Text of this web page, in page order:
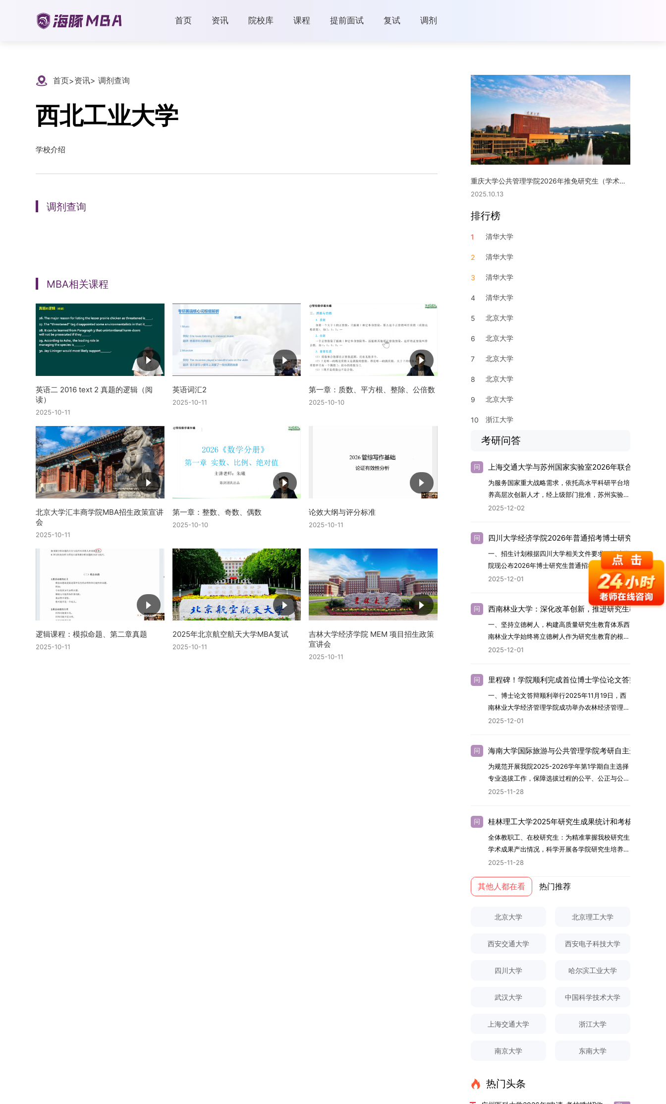
首页 资讯 院校库 课程 提前面试 复试 调剂
首页>资讯> 调剂查询
西北工业大学
学校介绍
调剂查询
MBA相关课程
英语二 2016 text 2 真题的逻辑（阅
读）
2025-10-11
英语词汇2
2025-10-11
第一章：质数、平方根、整除、公倍数
2025-10-10
北京大学汇丰商学院MBA招生政策宣讲
会
2025-10-11
第一章：整数、奇数、偶数
2025-10-10
论效大纲与评分标准
2025-10-11
逻辑课程：模拟命题、第二章真题
2025-10-11
2025年北京航空航天大学MBA复试
2025-10-11
吉林大学经济学院 MEM 项目招生政策
宣讲会
2025-10-11
重庆大学公共管理学院2026年推免研究生（学术型硕士）复试实施细则
2025.10.13
排行榜
1 清华大学
2 清华大学
3 清华大学
4 清华大学
5 北京大学
6 北京大学
7 北京大学
8 北京大学
9 北京大学
10 浙江大学
考研问答
问 上海交通大学与苏州国家实验室2026年联合培养博士
为服务国家重大战略需求，依托高水平科研平台培
养高层次创新人才，经上级部门批准，苏州实验室
（全称“苏州国家实验室”）与上海交通大学将于
学科领域进行深度培养。相关招生政策及安排说明
如下。一、培养定位本项目致力于面向国家战略发
展方向，培育具备科学家素养、创新精神与科研能
力，系统掌握学科前沿知识，能胜任高水平科学研
究与技术开发工作的未来领军人才。二、招生安排
（一）招生学科范围涵盖材料科学与工程
（0805）、化学（0703）、电子科学与技术
（0809）、材料与化工（0856）、机械
（0855）、电子信息（0854）等相关专业。
（二）招生名额2026年度具体招生规模以国家最
（三）选拔途径共设置三种选拔方式，包括本科直
博、硕博连读与申请-考核制，将根据考生综合素
质择优录取。（四）培养类别全部为全日制非定向
就业博士研究生。三、培养模式与学位管理（一）
（二）培养阶段划分培养过程分为两个主要阶段：
第一阶段于上海交通大学完成课程学习；第二阶段
进入苏州实验室，依托其重大科研任务开展课题研
究与学位论文工作。（三）学历学位授予学生在规
予博士学位。四、项目特色与支持条件（一）高水
平科研平台学生可参与国家重大科研项目，接触材
料领域大科学装置与人工智能辅助研发平台，获得
前沿科研训练条件。（二）优质导师资源由包括院
士在内的资深科研人员组成导师团队，提供高水平
学术指导，并支持参与国际化学术交流。（三）优
道在培养过程中表现优异者，毕业后可优先获得苏
程（一）基本申请条件不同选拔方式的申请者需满
免试研究生相关要求。硕博连读与申请-考核制申
基本条件及各学院补充规定。（二）报名方式所有
间登录国家推荐免试服务系统完成志愿填报。硕博
网报名系统，选择“国家实验室联培专项”，并选定
报名以学校通知为准；硕博连读与申请-考核制设
两批报名，第一批截止时间为2025年12月15日，
第二批为2026年3月15日至4月20日，具体时间以
2025-12-02
问 四川大学经济学院2026年普通招考博士研究生招生简
一、招生计划根据四川大学相关文件要求，经济学
院现公布2026年博士研究生普通招考招生简章。
2026年，学院博士研究生招生全面实行“申请-考
核”机制。本年度计划招收博士研究生27名，具体
导师招生计划详见学院官网发布的《四川大学经济
学院2026年博士生招生专业目录》。实际录取人
数将根据国家最终下达的招生计划及考生报名情况
进行适当调整。除国家专项计划外，我院招收定向
就业考生的比例原则上不超过总计划的5%。全日
中国共产党的领导，品德良好，遵纪守法，身心健
康，并满足《四川大学2026年博士研究生招生章
程》中列出的各项基本条件。2.具备较强的科研能
力，并展现出良好的科研发展潜力。3.提交两份由
以同等学力身份报考者，其科研成果须同时符合以
下两项要求：①以第一作者身份在报考学科领域
内发表期刊文章，其中至少1篇为A级、1篇为B级
（期刊等级依据《四川大学哲学社会科学期刊与应
准），其中一等奖要求排名前五，二等奖要求排名
前三。（二）网上报名及缴费报名及缴费统一在网
上进行，时间为2025年11月27日上午9:00至
2025年12月17日晚上10:00。考生须提前认真阅
按规定完成报名及缴费。逾期未完成视为自动放
弃。（三）申请材料提交符合报考条件的考生，需
整理申请材料，确保材料齐全、顺序正确。所有纸
10:00前寄达经济学院研究生招生办公室。重要提
理；建议选择可靠快递方式邮寄；请严格对照材料
弄虚作假者，资格审查将不予通过。所有提交材料
改，须在报名截止前重新填报。三、选拔与录取1.
料进行资格审查，核实考生报考资格、材料完整性
学院网站公布。2.材料评议学院将组织专家组对通
过资格审查的考生材料进行评议并打分，满分为
100分。评议结果预计于2026年1月中上旬公布。
2025-12-01
问 西南林业大学：深化改革创新，推进研究生教育高质
一、坚持立德树人，构建高质量研究生教育体系西
南林业大学始终将立德树人作为研究生教育的根本
任务，积极响应“教育强国，研究生教育何为”的时
生导师立德树人职责实施细则（2025年修
订）》，推动导师发挥示范作用，引导学生树立德
才兼备、科技报国的远大志向，增强社会责任感和
人文关怀，促进个人成长与国家战略需求深度融
诚信与学术道德教育，弘扬科学精神。学校坚
持“五育并举”育人理念，通过德育铸魂、智育启
智、体育强身、美育润心、劳育践行，全面培养能
够担当民族复兴大任的高素质人才。（一）强化思
修订导师立德树人职责实施细则，明确导师在研究
生成长中的关键角色，推动形成以德为先、科研报
国的育人氛围。在加强学术规范和学风建设方面，
学校持续开展学术诚信教育，营造风清气正的学术
进德育、智育、体育、美育和劳育有机融合，构建
全面发展的育人体系。通过课程教学、科研训练、
养具有创新精神、实践能力和社会责任感的时代新
西南林业大学主动对接国家重大战略和区域发展需
育服务经济社会发展的能力。目前，学校拥有4个
一级学科硕士点和17个硕士专业学位点。“十四
建了“网络宣传+AI智能咨询+现场答疑”三位一体的
起全面推行“申请-考核”制博士招生，2025年进一
或撤销生源不足专业，将非全日制招生计划向需求
旺盛的学科倾斜；同时加快推进急需学科专业建
2025-12-01
问 里程碑！学院顺利完成首位博士学位论文答辩
一、博士论文答辩顺利举行2025年11月19日，西
南林业大学经济管理学院成功举办农林经济管理专
业首届博士研究生学位论文答辩会。答辩地点设于
成。北京林业大学陈建成教授担任主席，委员包括
云南财经大学熊德平教授、杨增雄教授、李亚波教
授，以及昆明理工大学冯朝睿教授。文枚的博士论
文选题为《加入合作社对茶农绿色生产行为的影响
合作社及其利益联结机制对茶农采纳绿色生产技术
行为的影响路径，不仅深化了合作社推动农业绿色
转型的理论认识，也促进了农业经济学与生态学相
关研究的交叉融合，为促进茶农增收、服务双碳目
考。二、答辩过程与主要内容（一）论文主要内容
与框架文枚博士的论文聚焦茶农参与合作社这一现
作用链条，重点探讨了不同利益联结模式如何影响
产方式绿色转型中的内在机制。（二）答辩过程回
核心内容以及创新之处进行了系统汇报。答辩委员
撑、研究方法、数据论证以及逻辑结构等多个维度
题、加强理论阐释深度等方面给予了指导。三、答
分讨论、集体评议及无记名投票，一致认为文枚的
作，符合博士学位授予要求，同意通过博士学位论
文答辩。文枚由张连刚教授指导完成学业，其答辩
2025-12-01
问 海南大学国际旅游与公共管理学院考研自主选择专业
为规范开展我院2025-2026学年第1学期自主选择
专业选拔工作，保障选拔过程的公平、公正与公
开，依据《海南大学普通本科学生自主选择专业管
准备工作的通知》（海大本[2025]17号）两份核
心文件精神，结合我院学科建设特点与教学管理实
际情况，特制定本实施方案。一、组建选拔工作专
项领导小组为统筹推进自主选择专业选拔全流程工
作领导小组。二、明确报名准入条件本次自主选择
专业选拔的报名对象限定为2025级全日制普通本
内。同时需特别说明的是，在高考招生环节中，国
备参与本次选拔考核的资格。三、确定选拔考核方
两级考核模式，其中初试由学校教务处统一部署组
下：（一）学校统一初试安排初试的具体考试时
准备工作的通知》（海大本[2025]17号）文件中
的官方信息。（二）学院自主复试安排复试是衡量
保考核结果客观准确。1. 复试考核构成复试成绩由
2025-11-28
问 桂林理工大学2025年研究生成果统计和考核工作的通
全体教职工、在校研究生：为精准掌握我校研究生
学术成果产出情况，科学开展各学院研究生培养质
量评估工作，进一步推进研究生成果管理的规范
成果统计、审核及考核相关事宜通知如下：一、成
果统计范畴及填报规范本次成果统计对象为我校全
日前正式取得的各类学术成果。成果涵盖正式刊发
利、正式出版的专著、学科竞赛获奖证书及参与国
须登录桂林理工大学研究生教育综合管理信息系
统“论文发表信息维护”板块完成信息填报。该板块
真实准确、完整规范，若出现空项或错填情况，将
高水平论文，仅统计以桂林理工大学为第一署名单
2025-11-28
其他人都在看 热门推荐
北京大学 北京理工大学
西安交通大学 西安电子科技大学
四川大学 哈尔滨工业大学
武汉大学 中国科学技术大学
上海交通大学 浙江大学
南京大学 东南大学
热门头条